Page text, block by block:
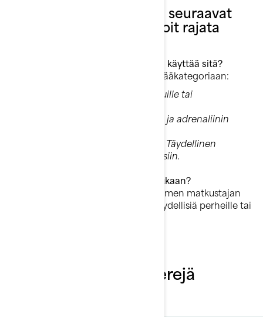
Aloita kysymällä itseltäsi seuraavat
avainkysymykset, jotta voit rajata
Mihin tarkoitukseen aiot pääasiassa käyttää sitä?
Vesiskootterit jakautuvat kolmeen pääkategoriaan:
Rauhallisille ajeluille tai
Nopeuden ja adrenaliinin
Täydellinen
kalastukseen tai muihin erityistarpeisiin.
Kuinka monta matkustajaa tulee mukaan?
Jotkut mallit on suunniteltu jopa kolmen matkustajan
kyyditsemiseen, mikä tekee niistä täydellisiä perheille tai
Tärkeitä valintakriteerejä